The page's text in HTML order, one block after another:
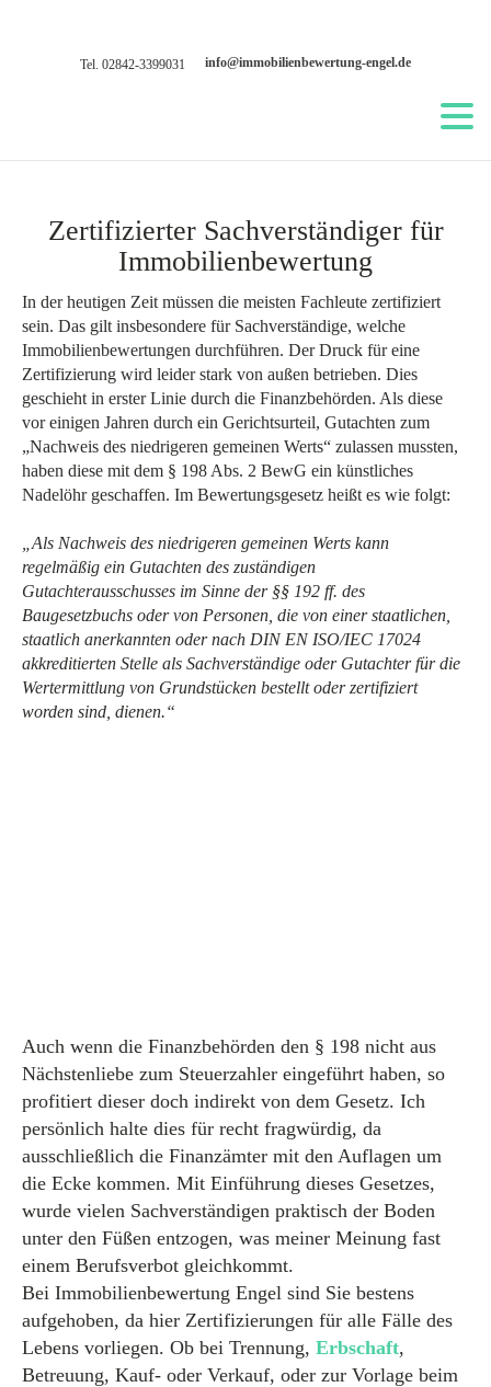
Tel. 02842-3399031 info@immobilienbewertung-engel.de
Zertifizierter Sachverständiger für
Immobilienbewertung
In der heutigen Zeit müssen die meisten Fachleute zertifiziert
sein. Das gilt insbesondere für Sachverständige, welche
Immobilienbewertungen durchführen. Der Druck für eine
Zertifizierung wird leider stark von außen betrieben. Dies
geschieht in erster Linie durch die Finanzbehörden. Als diese
vor einigen Jahren durch ein Gerichtsurteil, Gutachten zum
„Nachweis des niedrigeren gemeinen Werts“ zulassen mussten,
haben diese mit dem § 198 Abs. 2 BewG ein künstliches
Nadelöhr geschaffen. Im Bewertungsgesetz heißt es wie folgt:
„Als Nachweis des niedrigeren gemeinen Werts kann
regelmäßig ein Gutachten des zuständigen
Gutachterausschusses im Sinne der §§ 192 ff. des
Baugesetzbuchs oder von Personen, die von einer staatlichen,
staatlich anerkannten oder nach DIN EN ISO/IEC 17024
akkreditierten Stelle als Sachverständige oder Gutachter für die
Wertermittlung von Grundstücken bestellt oder zertifiziert
worden sind, dienen.“
Auch wenn die Finanzbehörden den § 198 nicht aus
Nächstenliebe zum Steuerzahler eingeführt haben, so
profitiert dieser doch indirekt von dem Gesetz. Ich
persönlich halte dies für recht fragwürdig, da
ausschließlich die Finanzämter mit den Auflagen um
die Ecke kommen. Mit Einführung dieses Gesetzes,
wurde vielen Sachverständigen praktisch der Boden
unter den Füßen entzogen, was meiner Meinung fast
einem Berufsverbot gleichkommt.
Bei Immobilienbewertung Engel sind Sie bestens
aufgehoben, da hier Zertifizierungen für alle Fälle des
Lebens vorliegen. Ob bei Trennung, Erbschaft,
Betreuung, Kauf- oder Verkauf, oder zur Vorlage beim